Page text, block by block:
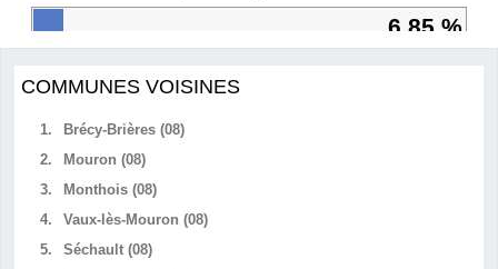
6,85 %
COMMUNES VOISINES
1.
Brécy-Brières (08)
2.
Mouron (08)
3.
Monthois (08)
4.
Vaux-lès-Mouron (08)
5.
Séchault (08)